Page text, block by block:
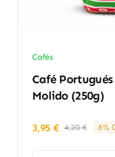
Cafés
Café
Molido (250g)
4,20€El
3,95€
El
6%